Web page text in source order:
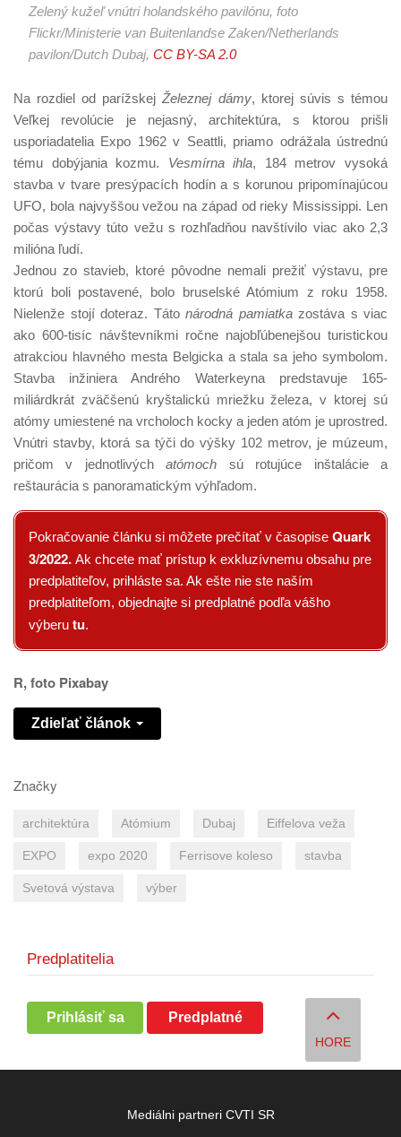
Zelený kužeľ vnútri holandského pavilónu, foto
Flickr/Ministerie van Buitenlandse Zaken/Netherlands
pavilon/Dutch Dubaj, CC BY-SA 2.0
Na rozdiel od parížskejŽeleznej dámy, ktorej súvis s témou
Veľkej revolúcie je nejasný, architektúra, s ktorou prišli
usporiadatelia Expo 1962 v Seattli, priamo odrážala ústrednú
tému dobýjania kozmu. Vesmírna ihla, 184 metrov vysoká
stavba v tvare presýpacích hodín a s korunou pripomínajúcou
UFO, bola najvyššou vežou na západ od rieky Mississippi. Len
počas výstavy túto vežu s rozhľadňou navštívilo viac ako 2,3
milióna ľudí.
Jednou zo stavieb, ktoré pôvodne nemali prežiť výstavu, pre
ktorú boli postavené, bolo bruselské Atómium z roku 1958.
Nielenže stojí doteraz. Táto národná pamiatkazostáva s viac
ako 600-tisíc návštevníkmi ročne najobľúbenejšou turistickou
atrakciou hlavného mesta Belgicka a stala sa jeho symbolom.
Stavba inžiniera Andrého Waterkeyna predstavuje 165-
miliárdkrát zväčšenú kryštalickú mriežku železa, v ktorej sú
atómy umiestené na vrcholoch kocky a jeden atóm je uprostred.
Vnútri stavby, ktorá sa týči do výšky 102 metrov, je múzeum,
pričom v jednotlivýchatómoch sú rotujúce inštalácie a
reštaurácia s panoramatickým výhľadom.
Pokračovanie článku si môžete prečítať v časopise Quark
3/2022. Ak chcete mať prístup k exkluzívnemu obsahu pre
predplatiteľov, prihláste sa. Ak ešte nie ste naším
predplatiteľom, objednajte si predplatné podľa vášho
výberu tu.
R, foto Pixabay
Zdieľať článok
Značky
architektúra Atómium Dubaj Eiffelova veža
EXPO expo 2020 Ferrisove koleso stavba
Svetová výstava výber
Predplatitelia
Prihlásiť sa Predplatné
HORE
Mediálni partneri CVTI SR